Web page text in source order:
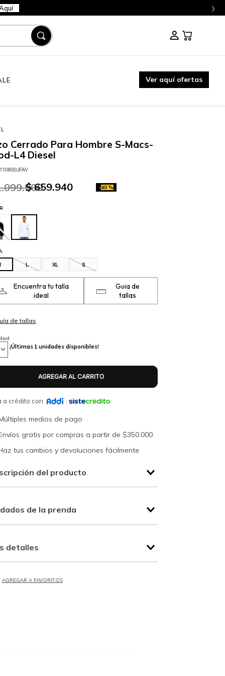
›
Ver aquí ofertas
Cerrado Para Hombre S-Macs-
L4 Diesel
.099.900
$ 659.940 -40 %
L XL S
Encuentra tu talla
ideal
Guia de
tallas
¡Últimas 1 unidades disponibles!
a crédito con
medios de pago
gratis por compras a partir de $350.000
tus cambios y devoluciones fácilmente
del producto
de la prenda
detalles